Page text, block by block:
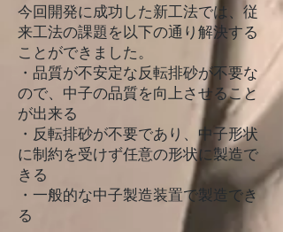
今回開発に成功した新工法では、従
来工法の課題を以下の通り解決する
ことができました。
・品質が不安定な反転排砂が不要な
ので、中子の品質を向上させること
が出来る
・反転排砂が不要であり、中子形状
に制約を受けず任意の形状に製造で
きる
・一般的な中子製造装置で製造でき
る